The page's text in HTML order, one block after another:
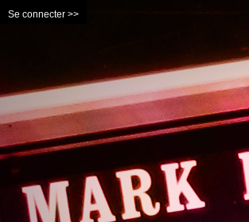
Se connecter >>